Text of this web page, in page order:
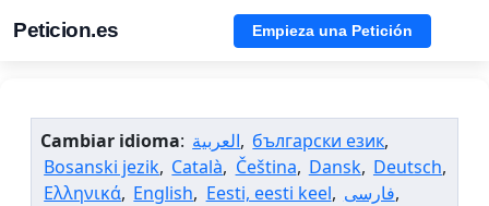
Peticion.es Empieza una Petición
Cambiar idioma: العربية, български език,
Bosanski jezik, Català, Čeština, Dansk, Deutsch,
Ελληνικά, English, Eesti, eesti keel, فارسی,